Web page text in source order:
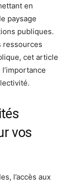
en
paysage
publiques.
ressources
cet article
vos
l’accès aux